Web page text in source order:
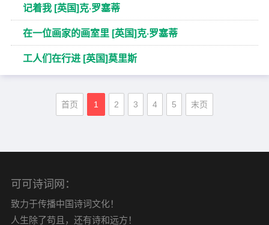
记着我 [英国]克·罗塞蒂
在一位画家的画室里 [英国]克·罗塞蒂
工人们在行进 [英国]莫里斯
首页 1 2 3 4 5 末页
可可诗词网：
致力于传播中国诗词文化！
人生除了苟且，还有诗和远方！